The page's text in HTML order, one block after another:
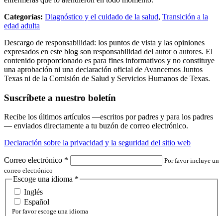
Categorías: Diagnóstico y el cuidado de la salud, Transición a la
edad adulta
Descargo de responsabilidad: los puntos de vista y las opiniones
expresados en este blog son responsabilidad del autor o autores. El
contenido proporcionado es para fines informativos y no constituye
una aprobación ni una declaración oficial de Avancemos Juntos
Texas ni de la Comisión de Salud y Servicios Humanos de Texas.
Suscríbete a nuestro boletín
Recibe los últimos artículos —escritos por padres y para los padres
— enviados directamente a tu buzón de correo electrónico.
Declaración sobre la privacidad y la seguridad del sitio web
Correo electrónico *
Por favor incluye un
correo electrónico
Escoge una idioma *
Inglés
Español
Por favor escoge una idioma